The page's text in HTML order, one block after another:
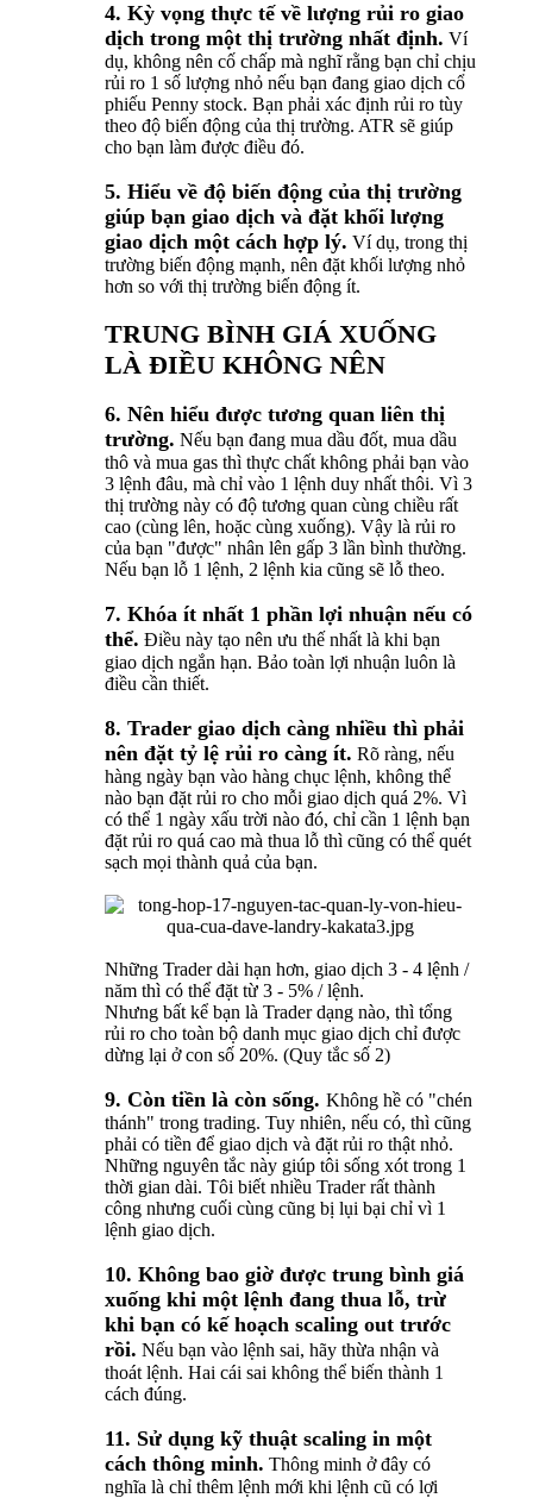
4. Kỳ vọng thực tế về lượng rủi ro giao
dịch trong một thị trường nhất định. Ví
dụ, không nên cố chấp mà nghĩ rằng bạn chỉ chịu
rủi ro 1 số lượng nhỏ nếu bạn đang giao dịch cổ
phiếu Penny stock. Bạn phải xác định rủi ro tùy
theo độ biến động của thị trường. ATR sẽ giúp
cho bạn làm được điều đó.
5. Hiểu về độ biến động của thị trường
giúp bạn giao dịch và đặt khối lượng
giao dịch một cách hợp lý. Ví dụ, trong thị
trường biến động mạnh, nên đặt khối lượng nhỏ
hơn so với thị trường biến động ít.
TRUNG BÌNH GIÁ XUỐNG
LÀ ĐIỀU KHÔNG NÊN
6. Nên hiểu được tương quan liên thị
trường. Nếu bạn đang mua dầu đốt, mua dầu
thô và mua gas thì thực chất không phải bạn vào
3 lệnh đâu, mà chỉ vào 1 lệnh duy nhất thôi. Vì 3
thị trường này có độ tương quan cùng chiều rất
cao (cùng lên, hoặc cùng xuống). Vậy là rủi ro
của bạn "được" nhân lên gấp 3 lần bình thường.
Nếu bạn lỗ 1 lệnh, 2 lệnh kia cũng sẽ lỗ theo.
7. Khóa ít nhất 1 phần lợi nhuận nếu có
thể. Điều này tạo nên ưu thế nhất là khi bạn
giao dịch ngắn hạn. Bảo toàn lợi nhuận luôn là
điều cần thiết.
8. Trader giao dịch càng nhiều thì phải
nên đặt tỷ lệ rủi ro càng ít. Rõ ràng, nếu
hàng ngày bạn vào hàng chục lệnh, không thể
nào bạn đặt rủi ro cho mỗi giao dịch quá 2%. Vì
có thể 1 ngày xấu trời nào đó, chỉ cần 1 lệnh bạn
đặt rủi ro quá cao mà thua lỗ thì cũng có thể quét
sạch mọi thành quả của bạn.
Những Trader dài hạn hơn, giao dịch 3 - 4 lệnh /
năm thì có thể đặt từ 3 - 5% / lệnh.
Nhưng bất kể bạn là Trader dạng nào, thì tổng
rủi ro cho toàn bộ danh mục giao dịch chỉ được
dừng lại ở con số 20%. (Quy tắc số 2)
9. Còn tiền là còn sống. Không hề có "chén
thánh" trong trading. Tuy nhiên, nếu có, thì cũng
phải có tiền để giao dịch và đặt rủi ro thật nhỏ.
Những nguyên tắc này giúp tôi sống xót trong 1
thời gian dài. Tôi biết nhiều Trader rất thành
công nhưng cuối cùng cũng bị lụi bại chỉ vì 1
lệnh giao dịch.
10. Không bao giờ được trung bình giá
xuống khi một lệnh đang thua lỗ, trừ
khi bạn có kế hoạch scaling out trước
rồi. Nếu bạn vào lệnh sai, hãy thừa nhận và
thoát lệnh. Hai cái sai không thể biến thành 1
cách đúng.
11. Sử dụng kỹ thuật scaling in một
cách thông minh. Thông minh ở đây có
nghĩa là chỉ thêm lệnh mới khi lệnh cũ có lợi